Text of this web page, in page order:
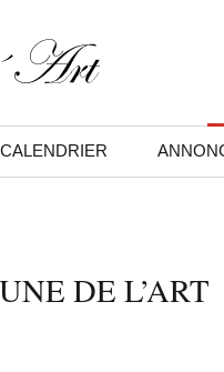
CALENDRIER
DE L’ART